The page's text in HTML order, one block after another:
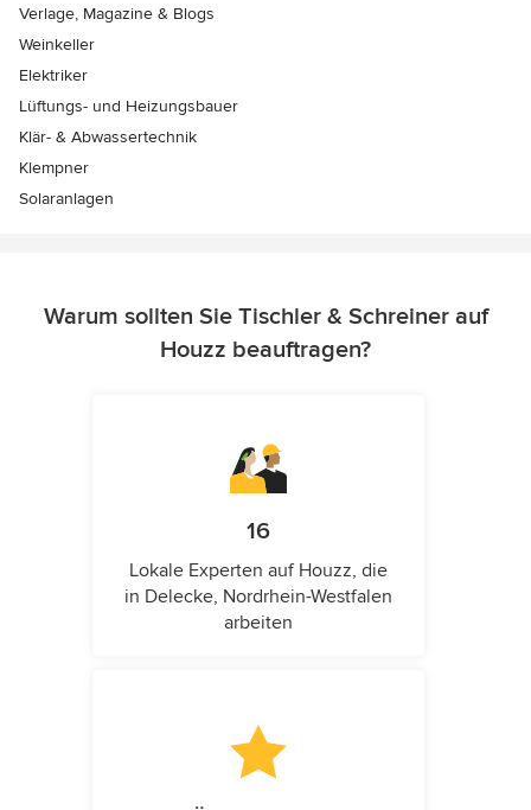
Verlage, Magazine & Blogs
Weinkeller
Elektriker
Lüftungs- und Heizungsbauer
Klär- & Abwassertechnik
Klempner
Solaranlagen
Warum sollten Sie Tischler & Schreiner auf
Houzz beauftragen?
16
Lokale Experten auf Houzz, die
in Delecke, Nordrhein-Westfalen
arbeiten